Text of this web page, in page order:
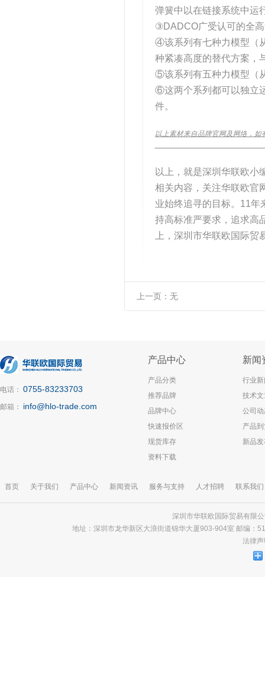
弹簧中以在链接系统中运
③DADCO广受认可的全
④该系列有七种力模型（
种紧凑高度的替代方案，
⑤该系列有五种力模型（
⑥这两个系列都可以独立
件。
以上素材来自品牌官网及网络，
以上，就是深圳华联欧小
相关内容，关注华联欧官
业始终追寻的目标。11年
持高标准严要求，追求高
上，深圳市华联欧国际
上一页： 无
电话： 0755-83233703
邮箱： info@hlo-trade.com
产品中心
产品分类
推荐品牌
品牌中心
快速报价区
现货库存
资料下载
新闻
行业
技术
公司
产品
新品
首页 关于我们 产品中心 新闻资讯 服务与支持 人才招聘 联系我们
深圳市华联欧国际贸易有限
地址：深圳市龙华新区大浪街道锦华大厦903-904室 邮编
法律